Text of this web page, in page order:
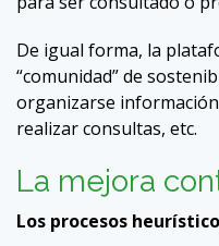
De igual forma, la
“comunidad” de
organizarse
realizar consultas, etc.
La mejora
Los procesos